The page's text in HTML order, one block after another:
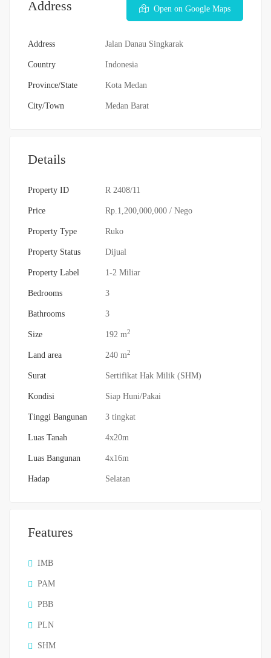
Address Open on Google Maps
Address Jalan Danau Singkarak
Country Indonesia
Province/State Kota Medan
City/Town Medan Barat
Details
Property ID R 2408/11
Price Rp.1,200,000,000 / Nego
Property Type Ruko
Property Status Dijual
Property Label 1-2 Miliar
Bedrooms 3
Bathrooms 3
Size 192 m2
Land area 240 m2
Surat Sertifikat Hak Milik (SHM)
Kondisi Siap Huni/Pakai
Tinggi Bangunan 3 tingkat
Luas Tanah 4x20m
Luas Bangunan 4x16m
Hadap Selatan
Features
IMB
PAM
PBB
PLN
SHM